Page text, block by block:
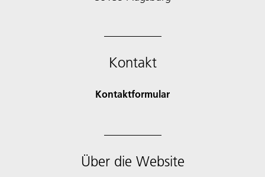
Kontakt
Kontaktformular
Über die Website